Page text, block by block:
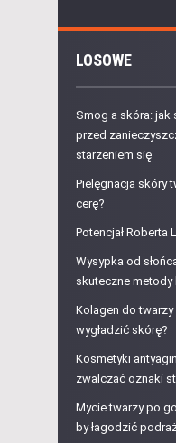
LOSOWE
Smog a skóra: jak
przed
starzeniem się
Pielęgnacja skóry
cerę?
Potencjał Roberta
Wysypka od
skuteczne metody
Kolagen do
wygładzić skórę?
Kosmetyki
zwalczać oznaki
Mycie twarzy po
by łagodzić